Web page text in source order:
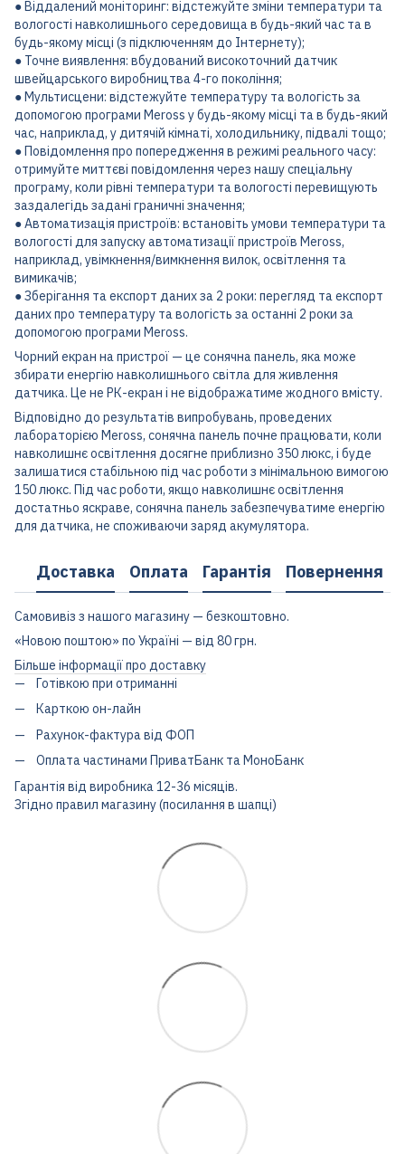
● Віддалений моніторинг: відстежуйте зміни температури та
вологості навколишнього середовища в будь-який час та в
будь-якому місці (з підключенням до Інтернету);
● Точне виявлення: вбудований високоточний датчик
швейцарського виробництва 4-го покоління;
● Мультисцени: відстежуйте температуру та вологість за
допомогою програми Meross у будь-якому місці та в будь-який
час, наприклад, у дитячій кімнаті, холодильнику, підвалі тощо;
● Повідомлення про попередження в режимі реального часу:
отримуйте миттєві повідомлення через нашу спеціальну
програму, коли рівні температури та вологості перевищують
заздалегідь задані граничні значення;
● Автоматизація пристроїв: встановіть умови температури та
вологості для запуску автоматизації пристроїв Meross,
наприклад, увімкнення/вимкнення вилок, освітлення та
вимикачів;
● Зберігання та експорт даних за 2 роки: перегляд та експорт
даних про температуру та вологість за останні 2 роки за
допомогою програми Meross.
Чорний екран на пристрої — це сонячна панель, яка може
збирати енергію навколишнього світла для живлення
датчика. Це не РК-екран і не відображатиме жодного вмісту.
Відповідно до результатів випробувань, проведених
лабораторією Meross, сонячна панель почне працювати, коли
навколишнє освітлення досягне приблизно 350 люкс, і буде
залишатися стабільною під час роботи з мінімальною вимогою
150 люкс. Під час роботи, якщо навколишнє освітлення
достатньо яскраве, сонячна панель забезпечуватиме енергію
для датчика, не споживаючи заряд акумулятора.
Доставка Оплата Гарантія Повернення
Самовивіз з нашого магазину — безкоштовно.
«Новою поштою» по Україні — від 80 грн.
Більше інформації про доставку
Готівкою при отриманні
Карткою он-лайн
Рахунок-фактура від ФОП
Оплата частинами ПриватБанк та МоноБанк
Гарантія від виробника 12-36 місяців.
Згідно правил магазину (посилання в шапці)